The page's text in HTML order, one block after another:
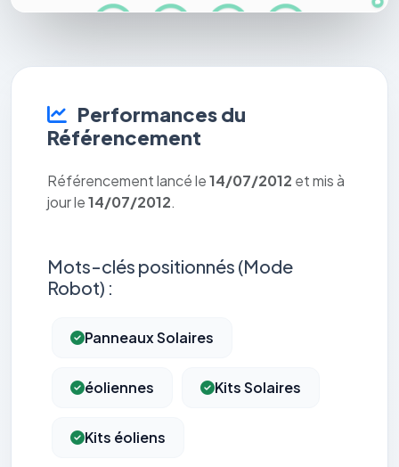
Performances du
Référencement
Référencement lancé le14/07/2012 et mis à
jour le14/07/2012.
Mots-clés positionnés (Mode
Robot) :
Panneaux Solaires
éoliennes Kits Solaires
Kits éoliens